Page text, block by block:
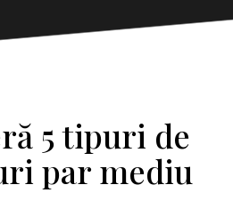
5 tipuri de
par mediu